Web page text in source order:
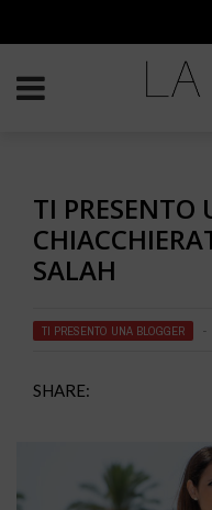
TI PRESENTO
SALAH
TI PRESENTO UNA BLOGGER
SHARE: